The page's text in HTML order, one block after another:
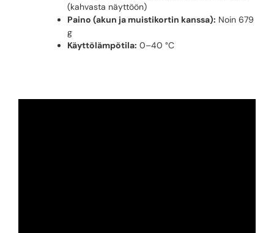
(kahvasta näyttöön)
Paino (akun ja muistikortin kanssa): Noin 679
g
Käyttölämpötila: 0–40 °C